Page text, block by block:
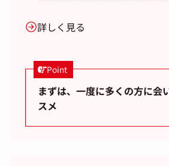
詳しく見る
Point
まずは、一度に多くの方に会
スメ